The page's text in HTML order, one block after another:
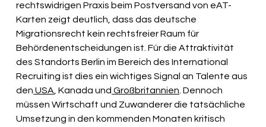
rechtswidrigen Praxis beim Postversand von eAT-
Karten zeigt deutlich, dass das deutsche
Migrationsrecht kein rechtsfreier Raum für
Behördenentscheidungen ist. Für die Attraktivität
des Standorts Berlin im Bereich des International
Recruiting ist dies ein wichtiges Signal an Talente aus
den USA , Kanada und Großbritannien . Dennoch
müssen Wirtschaft und Zuwanderer die tatsächliche
Umsetzung in den kommenden Monaten kritisch